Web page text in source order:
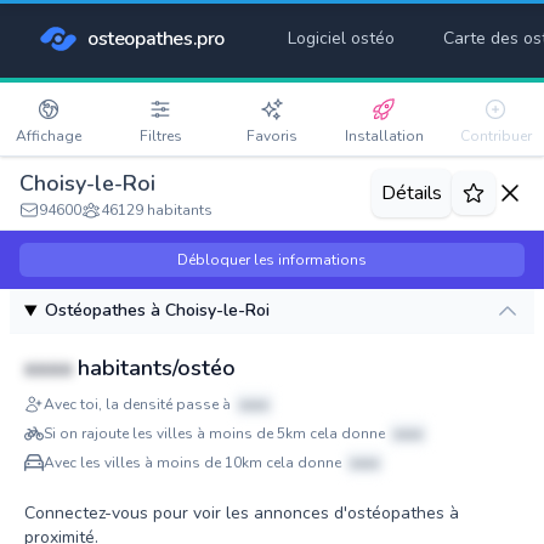
osteopathes.pro Logiciel ostéo Carte des
Affichage Filtres Favoris Installation Contribuer
Choisy-le-Roi
94600 46129 habitants
Détails
Débloquer les informations
Ostéopathes à Choisy-le-Roi
xxxx habitants/ostéo
Avec toi, la densité passe à
xxxx
Si on rajoute les villes à moins de 5km cela donne
xxxx
Avec les villes à moins de 10km cela donne
xxxx
Connectez-vous pour voir les annonces d'ostéopathes à
proximité.